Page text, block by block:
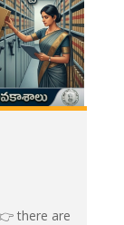
there are